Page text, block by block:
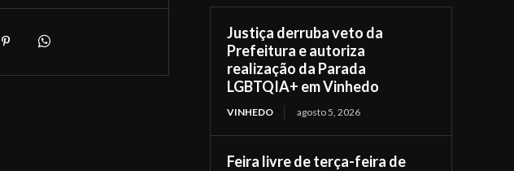
Justiça derruba veto da
Prefeitura e autoriza
realização da Parada
LGBTQIA+ em Vinhedo
VINHEDO agosto 5, 2026
Feira livre de terça-feira de